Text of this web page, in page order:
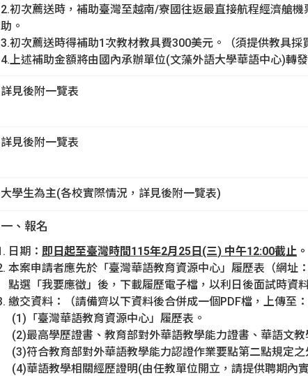
2.初次薦送時，補助臺灣至越南/寮國往返最直接航程經濟艙
助。
3.初次薦送時得補助1次教材教具費300美元。（須提供教具
4.上述補助金額將由國內承辦單位(文藻外語大學華語中心)轉
詳見後附一覽表
詳見後附一覽表
大學生為主(各校實際情況，詳見後附一覽表)
一、報名
日期： 即日起至臺灣時間115年2月 25 日 (三) 中午12:00截止 。
本案申請者應先於「臺灣華語教育資源中心」履歷表（網址：
點選「我要應徵」後，下載履歷電子檔，以利日後面試時資
繳交資料：（請備齊以下資料後合併成一個PDF檔，上傳至
(1)「臺灣華語教育資源中心」履歷表。
(2)最高學歷證書、教育部對外華語教學能力證書、華語文教
(3)符合教育部對外華語教學能力認證作業要點第二點規定之
(4)華語教學相關經歷證明(由任教單位開立，請提供聘期內